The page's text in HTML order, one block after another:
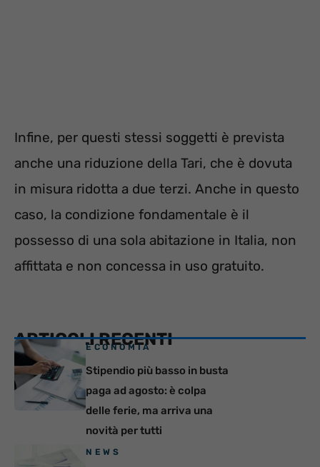
Infine, per questi stessi soggetti è prevista
anche una riduzione della Tari, che è dovuta
in misura ridotta a due terzi. Anche in questo
caso, la condizione fondamentale è il
possesso di una sola abitazione in Italia, non
affittata e non concessa in uso gratuito.
ARTICOLI RECENTI
ECONOMIA
Stipendio più basso in busta
paga ad agosto: è colpa
delle ferie, ma arriva una
novità per tutti
NEWS